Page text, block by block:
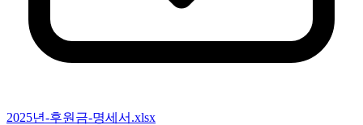
2025년-후원금-명세서.xlsx